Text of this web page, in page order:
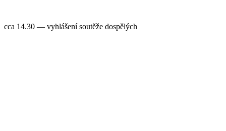
cca 14.30 — vyhlášení soutěže dospělých